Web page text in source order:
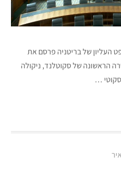
העליון של בריטניה פרסם את
הראשונה של סקוטלנד, ניקולה
…